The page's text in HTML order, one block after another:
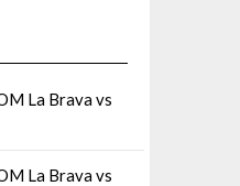
La Brava vs
La Brava vs